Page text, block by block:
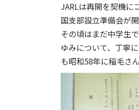
JARLは再開を契機に
国支部設立準備会が
その頃はまだ中学生
ゆみについて、丁寧
も昭和58年に稲毛さ